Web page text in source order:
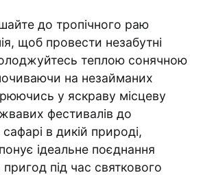
до тропічного раю
щоб провести незабутні
теплою сонячною
на незайманих
у яскраву місцеву
фестивалів до
в дикій природі,
ідеальне поєднання
пригод під час святкового